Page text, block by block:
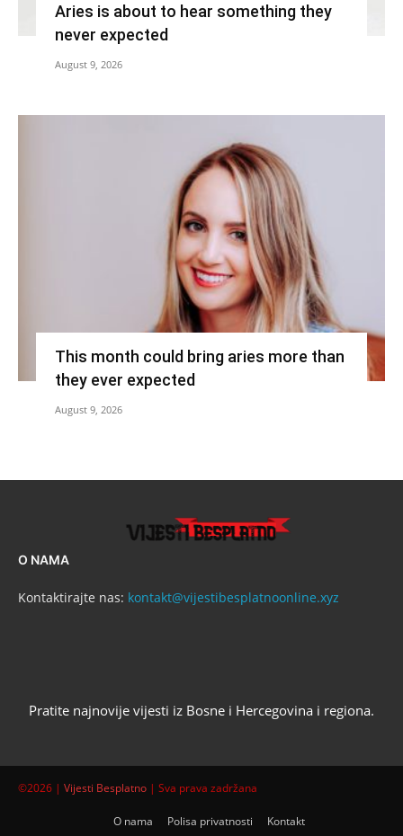
Aries is about to hear something they
never expected
August 9, 2026
This month could bring aries more than
they ever expected
August 9, 2026
O NAMA
Kontaktirajte nas: kontakt@vijestibesplatnoonline.xyz
Pratite najnovije vijesti iz Bosne i Hercegovina i regiona.
©2026 | Vijesti Besplatno | Sva prava zadržana
O nama Polisa privatnosti Kontakt